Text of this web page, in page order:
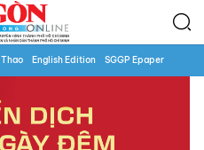
Thao English Edition SGGP Epaper